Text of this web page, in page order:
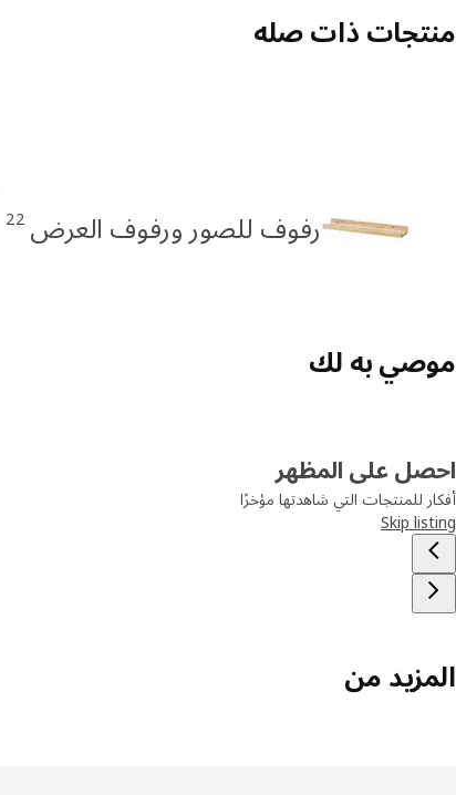
منتجات ذات صله
رفوف للصور ورفوف العرض 22
موصي به لك
احصل على المظهر
أفكار للمنتجات التي شاهدتها مؤخرًا
Skip listing
المزيد من